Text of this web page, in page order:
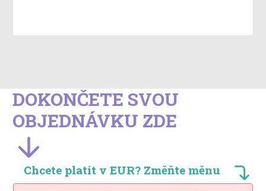
DOKONČETE SVOU
OBJEDNÁVKU ZDE
Chcete platit v EUR? Změňte měnu